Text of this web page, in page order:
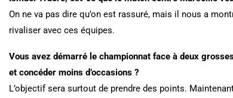
On ne va pas dire qu’on est rassuré, mais il nous a
rivaliser avec ces équipes.
Vous avez démarré le championnat face à deux
et concéder moins d’occasions ?
L’objectif sera surtout de prendre des points.